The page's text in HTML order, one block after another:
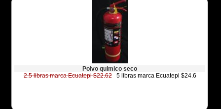
Polvo quimico seco
2.5 libras marca Ecuatepi $22.625 libras marca Ecuatepi $24.6